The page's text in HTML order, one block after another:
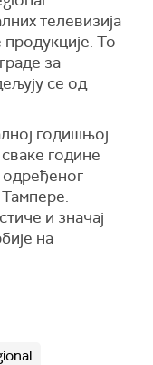
телевизија
продукције. То
за
се од
годишњој
сваке године
одређеног
и значај
на